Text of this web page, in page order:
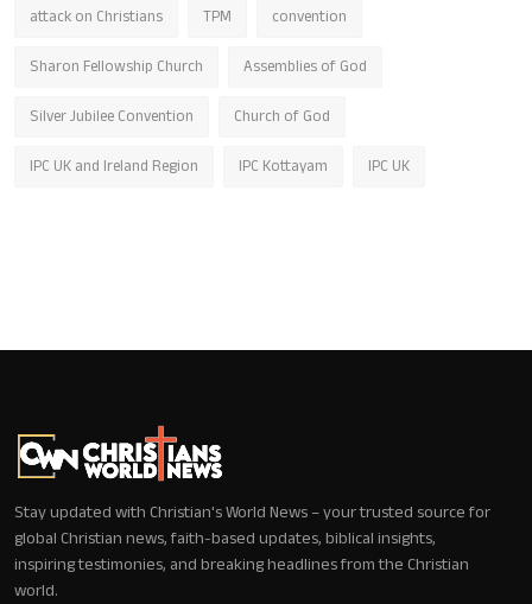
attack on Christians TPM convention
Sharon Fellowship Church Assemblies of God
Silver Jubilee Convention Church of God
IPC UK and Ireland Region IPC Kottayam IPC UK
Stay updated with Christian's World News – your trusted source for
global Christian news, faith-based updates, biblical insights,
inspiring testimonies, and breaking headlines from the Christian
world.